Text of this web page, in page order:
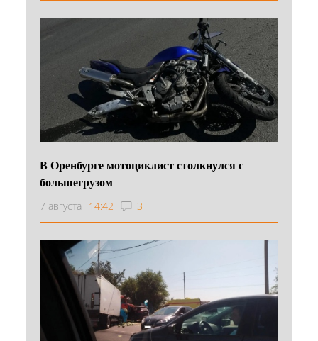
В Оренбурге мотоциклист столкнулся с
большегрузом
7 августа 14:42 3